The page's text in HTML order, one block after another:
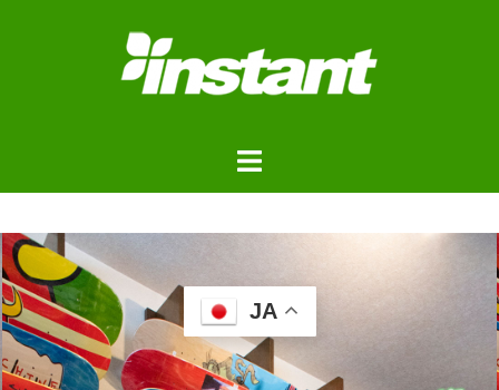
浦安ストアご来店予約フォ
ーム
JA